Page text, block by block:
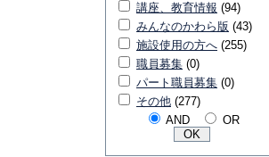
講座、教育情報 (94)
みんなのかわら版 (43)
施設使用の方へ (255)
職員募集 (0)
パート職員募集 (0)
その他 (277)
AND
OR